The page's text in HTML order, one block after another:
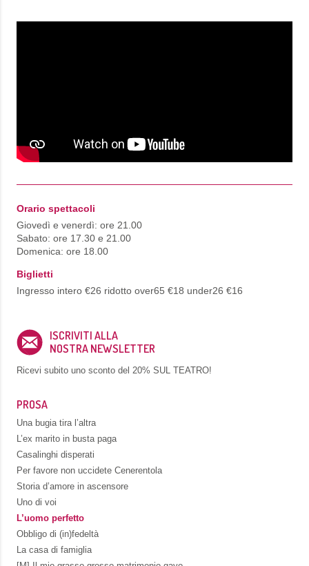
Orario spettacoli
Giovedì e venerdì: ore 21.00
Sabato: ore 17.30 e 21.00
Domenica: ore 18.00
Biglietti
Ingresso intero €26 ridotto over65 €18 under26 €16
ISCRIVITI ALLA
NOSTRA NEWSLETTER
Ricevi subito uno sconto del 20% SUL TEATRO!
PROSA
Una bugia tira l’altra
L’ex marito in busta paga
Casalinghi disperati
Per favore non uccidete Cenerentola
Storia d’amore in ascensore
Uno di voi
L’uomo perfetto
Obbligo di (in)fedeltà
La casa di famiglia